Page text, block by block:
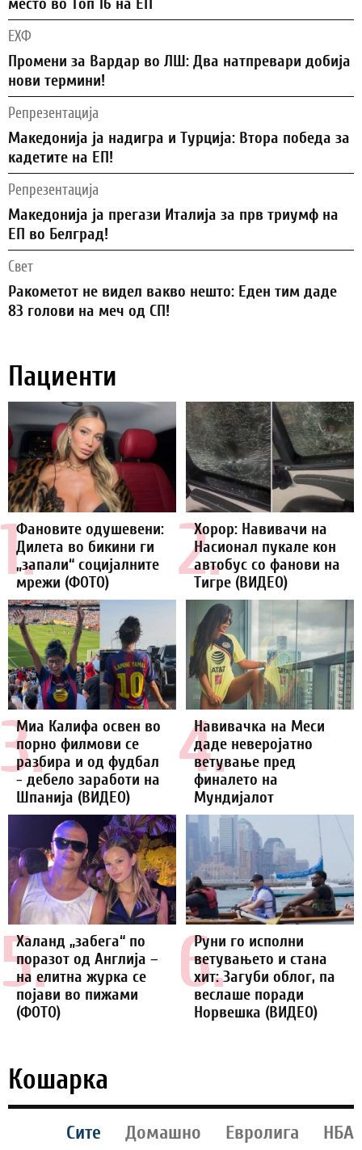
место во Топ 16 на ЕП
ЕХФ
Промени за Вардар во ЛШ: Два натпревари добија
нови термини!
Репрезентација
Македонија ја надигра и Турција: Втора победа за
кадетите на ЕП!
Репрезентација
Македонија ја прегази Италија за прв триумф на
ЕП во Белград!
Свет
Ракометот не видел вакво нешто: Еден тим даде
83 голови на меч од СП!
Пациенти
1.
Фановите одушевени:
Дилета во бикини ги
„запали“ социјалните
мрежи (ФОТО)
2.
Хорор: Навивачи на
Насионал пукале кон
автобус со фанови на
Тигре (ВИДЕО)
3.
Миа Калифа освен во
порно филмови се
разбира и од фудбал
- дебело заработи на
Шпанија (ВИДЕО)
4.
Навивачка на Меси
даде неверојатно
ветување пред
финалето на
Мундијалот
5.
Халанд „забега“ по
поразот од Англија –
на елитна журка се
појави во пижами
(ФОТО)
6.
Руни го исполни
ветувањето и стана
хит: Загуби облог, па
веслаше поради
Норвешка (ВИДЕО)
Кошарка
Сите Домашно Евролига
НБА